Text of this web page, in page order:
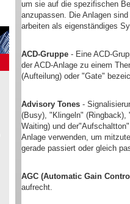
um sie auf die spezifischen
anzupassen. Die Anlagen
arbeiten als eigenständiges
ACD-Gruppe - Eine ACD-
der ACD-Anlage zu einem
(Aufteilung) oder "Gate"
Advisory Tones -
(Busy), "Klingeln"
Waiting) und
Anlage verwenden, um
gerade passiert oder gleich
AGC (Automatic Gain
aufrecht.